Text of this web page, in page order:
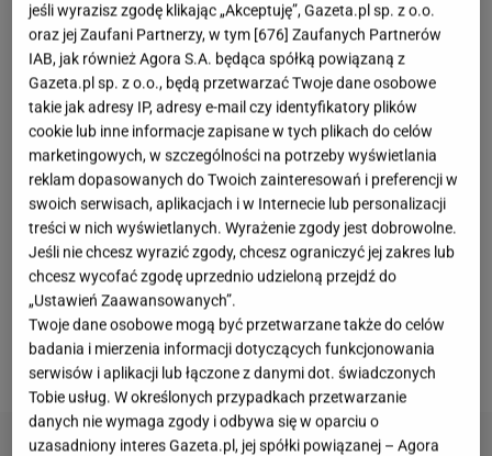
pracowała w sklepie Żabka, więc prawdopodobnie
jej pensja nie wynosiła więcej niż 2000 zł. Miarka się
przebrała, kiedy to w sieci pojawił się filmik, w
którym Deynn i Majewski śmieją się, że Natalka "ma
obsrane majtki". Dziewczynkę to bardzo zawstydziło
i prosiła siostrę i jej narzeczonego żeby nie wrzucała
tego do sieci. Oczywiście filmik wylądował na jej
Instagramie. Screeny z rozmów i całą historię
Klaudia opublikowała w sieci. Gdzie leży prawda? To
wiedza tylko sami zainteresowani. Tak czy inaczej
siostry Deynn wróciły do rodzinnego miasta, a oni
zaszyli się gdzieś w Polsce.
jeśli wyrazisz zgodę klikając „Akceptuję”, Gazeta.pl sp. z o.o.
oraz jej Zaufani Partnerzy, w tym [676] Zaufanych Partnerów
IAB, jak również Agora S.A. będąca spółką powiązaną z
Gazeta.pl sp. z o.o., będą przetwarzać Twoje dane osobowe
takie jak adresy IP, adresy e-mail czy identyfikatory plików
cookie lub inne informacje zapisane w tych plikach do celów
marketingowych, w szczególności na potrzeby wyświetlania
reklam dopasowanych do Twoich zainteresowań i preferencji w
swoich serwisach, aplikacjach i w Internecie lub personalizacji
treści w nich wyświetlanych. Wyrażenie zgody jest dobrowolne.
Jeśli nie chcesz wyrazić zgody, chcesz ograniczyć jej zakres lub
chcesz wycofać zgodę uprzednio udzieloną przejdź do
„Ustawień Zaawansowanych”.
Twoje dane osobowe mogą być przetwarzane także do celów
badania i mierzenia informacji dotyczących funkcjonowania
serwisów i aplikacji lub łączone z danymi dot. świadczonych
Tobie usług. W określonych przypadkach przetwarzanie
danych nie wymaga zgody i odbywa się w oparciu o
uzasadniony interes Gazeta.pl, jej spółki powiązanej – Agora